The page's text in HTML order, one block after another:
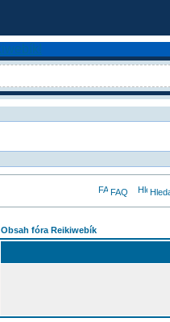
FAQ
Obsah fóra Reikiwebík